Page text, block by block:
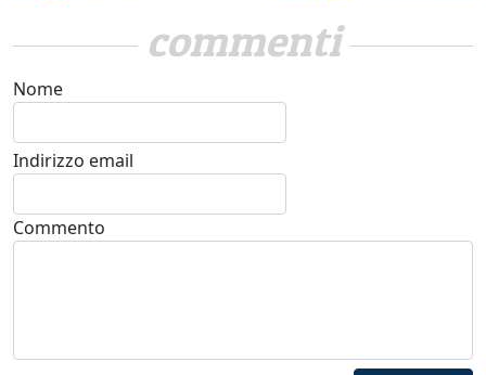
commenti
Nome
Indirizzo email
Commento